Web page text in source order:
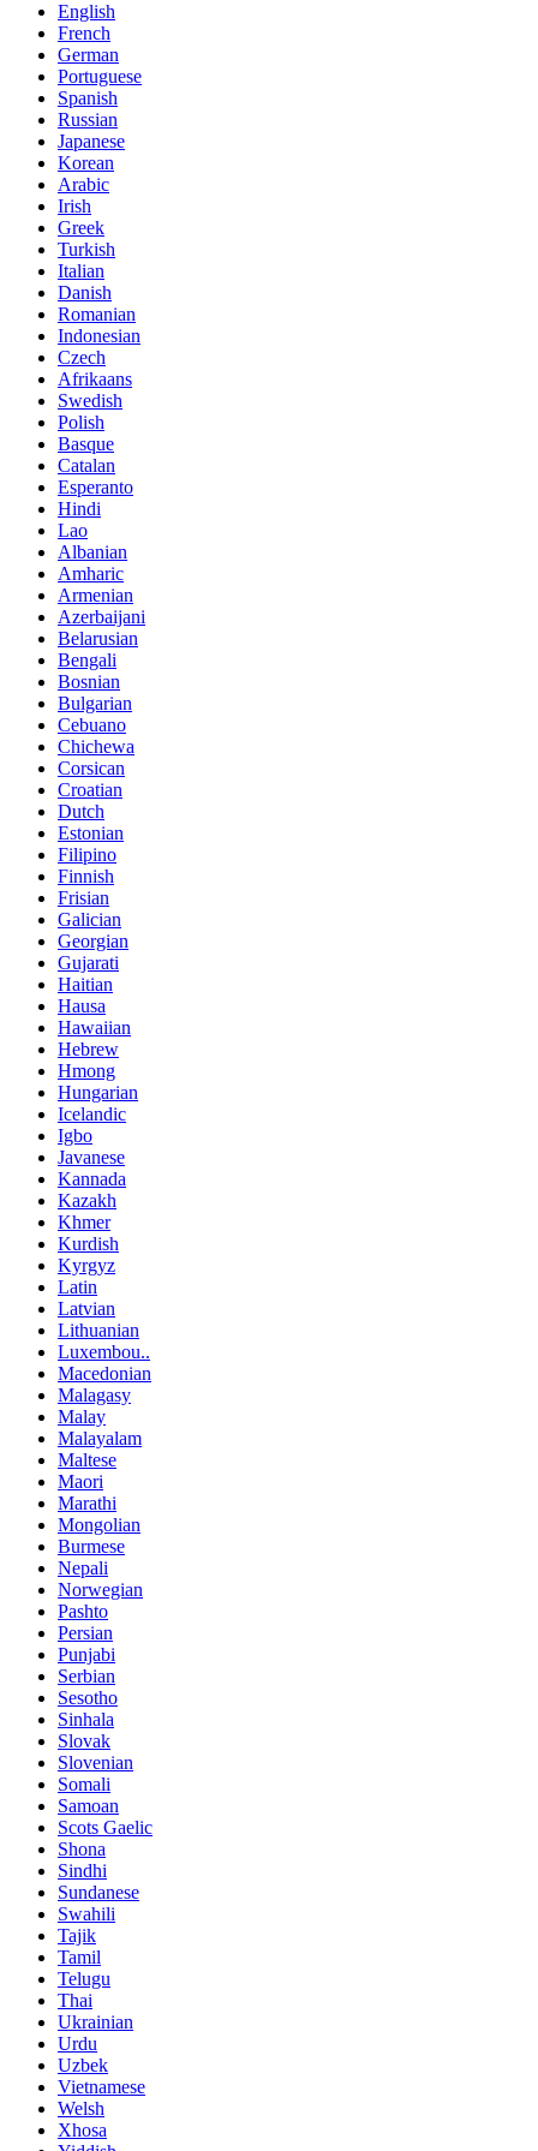
English
French
German
Portuguese
Spanish
Russian
Japanese
Korean
Arabic
Irish
Greek
Turkish
Italian
Danish
Romanian
Indonesian
Czech
Afrikaans
Swedish
Polish
Basque
Catalan
Esperanto
Hindi
Lao
Albanian
Amharic
Armenian
Azerbaijani
Belarusian
Bengali
Bosnian
Bulgarian
Cebuano
Chichewa
Corsican
Croatian
Dutch
Estonian
Filipino
Finnish
Frisian
Galician
Georgian
Gujarati
Haitian
Hausa
Hawaiian
Hebrew
Hmong
Hungarian
Icelandic
Igbo
Javanese
Kannada
Kazakh
Khmer
Kurdish
Kyrgyz
Latin
Latvian
Lithuanian
Luxembou..
Macedonian
Malagasy
Malay
Malayalam
Maltese
Maori
Marathi
Mongolian
Burmese
Nepali
Norwegian
Pashto
Persian
Punjabi
Serbian
Sesotho
Sinhala
Slovak
Slovenian
Somali
Samoan
Scots Gaelic
Shona
Sindhi
Sundanese
Swahili
Tajik
Tamil
Telugu
Thai
Ukrainian
Urdu
Uzbek
Vietnamese
Welsh
Xhosa